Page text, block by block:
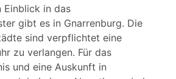
Einblick in das
gibt es in Gnarrenburg. Die
sind verpflichtet eine
zu verlangen. Für das
und eine Auskunft in